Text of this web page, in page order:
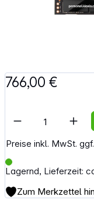
766,00 €
Preise inkl. MwSt.
Lagernd, Lieferzeit:
Artikel
Zum Merkzettel